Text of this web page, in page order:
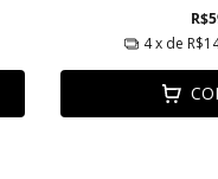
4x de